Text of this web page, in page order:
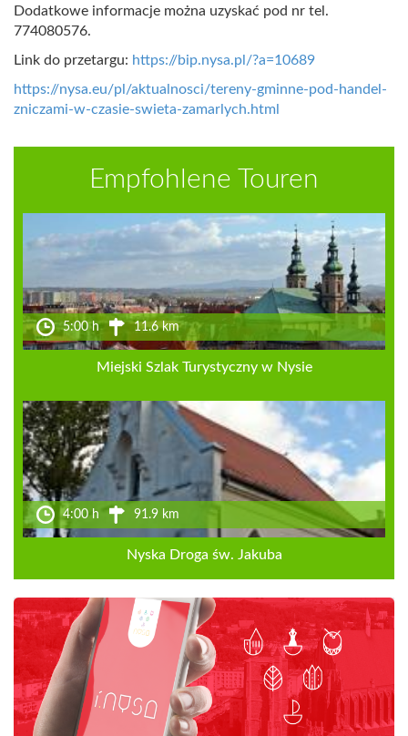
Dodatkowe informacje można uzyskać pod nr tel.
774080576.
Link do przetargu: https://bip.nysa.pl/?a=10689
https://nysa.eu/pl/aktualnosci/tereny-gminne-pod-handel-
zniczami-w-czasie-swieta-zamarlych.html
Empfohlene Touren
5:00 h 11.6 km
Miejski Szlak Turystyczny w Nysie
4:00 h 91.9 km
Nyska Droga św. Jakuba